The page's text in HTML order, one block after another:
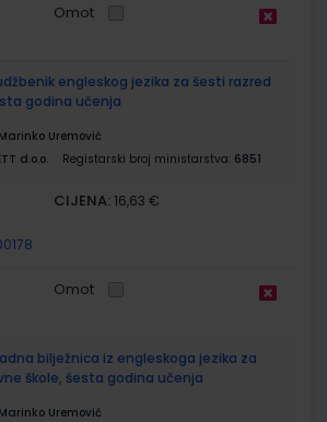
Omot
udžbenik engleskog jezika za šesti razred
godina učenja
Uremović
d.o.o. Registarski broj ministarstva: 6851
CIJENA: 16,63 €
Omot
radna bilježnica iz engleskoga jezika za
škole, šesta godina učenja
Uremović